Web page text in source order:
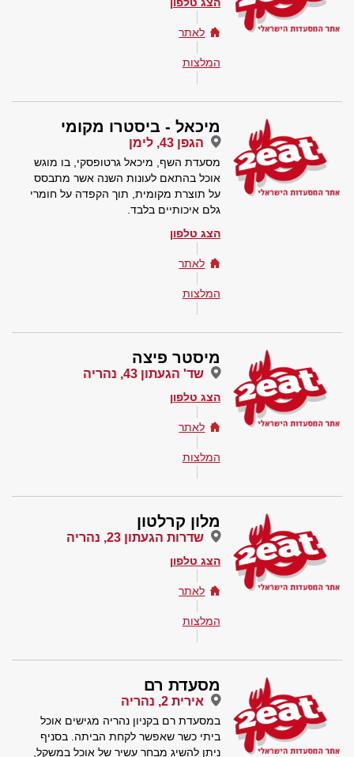
לאתר
המלצות
מיכאל - ביסטרו מקומי
הגפן 43, לימן
מסעדת השף, מיכאל גרטופסקי, בו מוגש
אוכל בהתאם לעונות השנה אשר מתבסס
על תוצרת מקומית, תוך הקפדה על חומרי
גלם איכותיים בלבד.
הצג טלפון
לאתר
המלצות
מיסטר פיצה
שד' הגעתון 43, נהריה
הצג טלפון
לאתר
המלצות
מלון קרלטון
שדרות הגעתון 23, נהריה
הצג טלפון
לאתר
המלצות
מסעדת רם
אירית 2, נהריה
במסעדת רם בקניון נהריה מגישים אוכל
ביתי כשר שאפשר לקחת הביתה. בסניף
ניתן להשיג מבחר עשיר של אוכל במשקל,